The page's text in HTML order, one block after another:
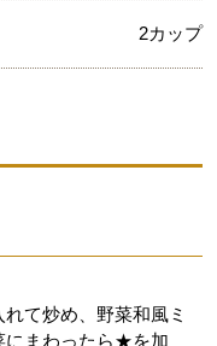
2カップ
て炒め、野菜和風ミ
にまわったら★を加